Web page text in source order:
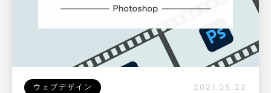
ウェブデザイン 2021.05.22